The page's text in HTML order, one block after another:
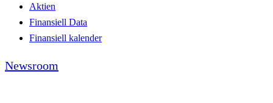
Aktien
Finansiell Data
Finansiell kalender
Newsroom